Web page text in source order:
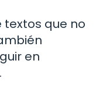
textos que no
en